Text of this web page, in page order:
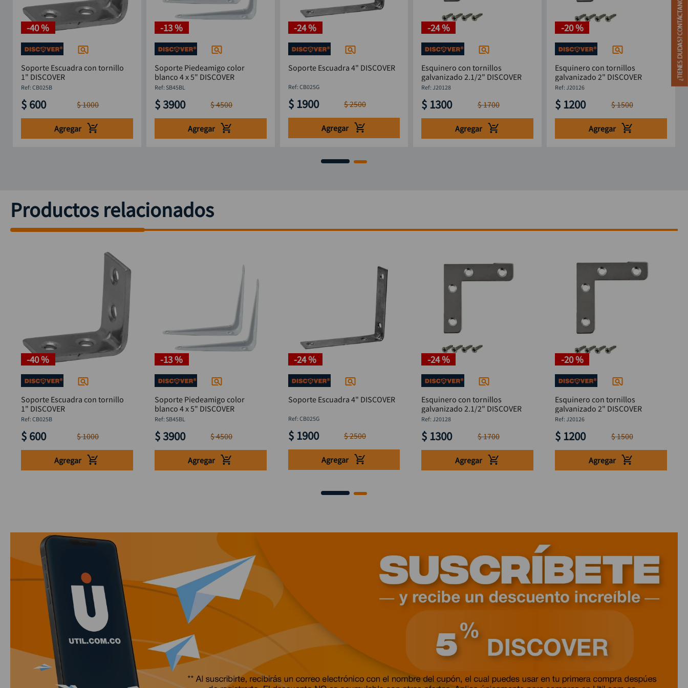
-40 %
Soporte Escuadra con tornillo
1" DISCOVER
: CB025B
$ 600 $1000
Agregar
-13 %
Soporte Piedeamigo color
blanco 4 x 5" DISCOVER
: SB45BL
$3900 $4500
Agregar
-24 %
Soporte Escuadra 4" DISCOVER
: CB025G
$ 1900 $2500
Agregar
-24 %
Esquinero con tornillos
galvanizado 2.1/2" DISCOVER
:J20128
$ 1300 $1700
Agregar
-20 %
Esquinero con tornillos
galvanizado 2" DISCOVER
:J20126
$ 1200 $1500
Agregar
Productos relacionados
-40 %
Soporte Escuadra con tornillo
1" DISCOVER
: CB025B
$ 600 $1000
Agregar
-13 %
Soporte Piedeamigo color
blanco 4 x 5" DISCOVER
: SB45BL
$3900 $4500
Agregar
-24 %
Soporte Escuadra 4" DISCOVER
: CB025G
$ 1900 $2500
Agregar
-24 %
Esquinero con tornillos
galvanizado 2.1/2" DISCOVER
:J20128
$ 1300 $1700
Agregar
-20 %
Esquinero con tornillos
galvanizado 2" DISCOVER
:J20126
$ 1200 $1500
Agregar